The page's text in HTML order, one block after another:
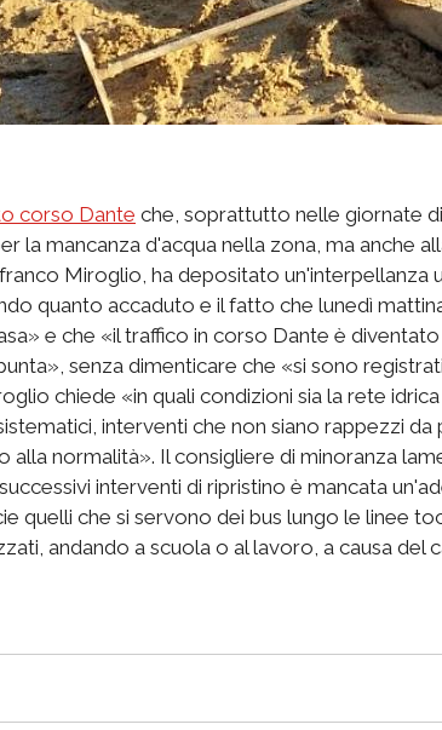
corso Dante che, soprattutto nelle giornate
la mancanza d'acqua nella zona, ma anche
Miroglio, ha depositato un'interpellanza
quanto accaduto e il fatto che lunedì
e che «il traffico in corso Dante è
senza dimenticare che «si sono
chiede «in quali condizioni sia la rete
interventi che non siano rappezzi da
normalità». Il consigliere di minoranza
interventi di ripristino è mancata
quelli che si servono dei bus lungo le linee
andando a scuola o al lavoro, a causa del